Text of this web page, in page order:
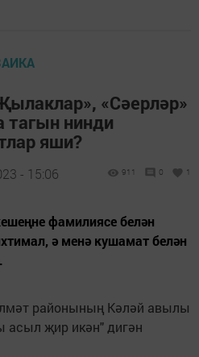
«Сәерләр»
нинди
яши?
- 15:06 911 0 1
фамилиясе белән
ә менә кушамат белән
районының Кәләй авылы
җир икән" дигән